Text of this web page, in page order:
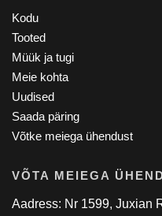
Kodu
Tooted
Müük ja tugi
Meie kohta
Uudised
Saada päring
Võtke meiega ühendust
VÕTA MEIEGA
Aadress: Nr 1599, Juxian